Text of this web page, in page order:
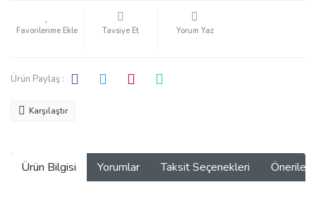
Tavsiye Et Yorum Yaz
Ürün Paylaş :
Karşılaştır
Ürün Bilgisi Yorumlar Taksit Seçenekleri